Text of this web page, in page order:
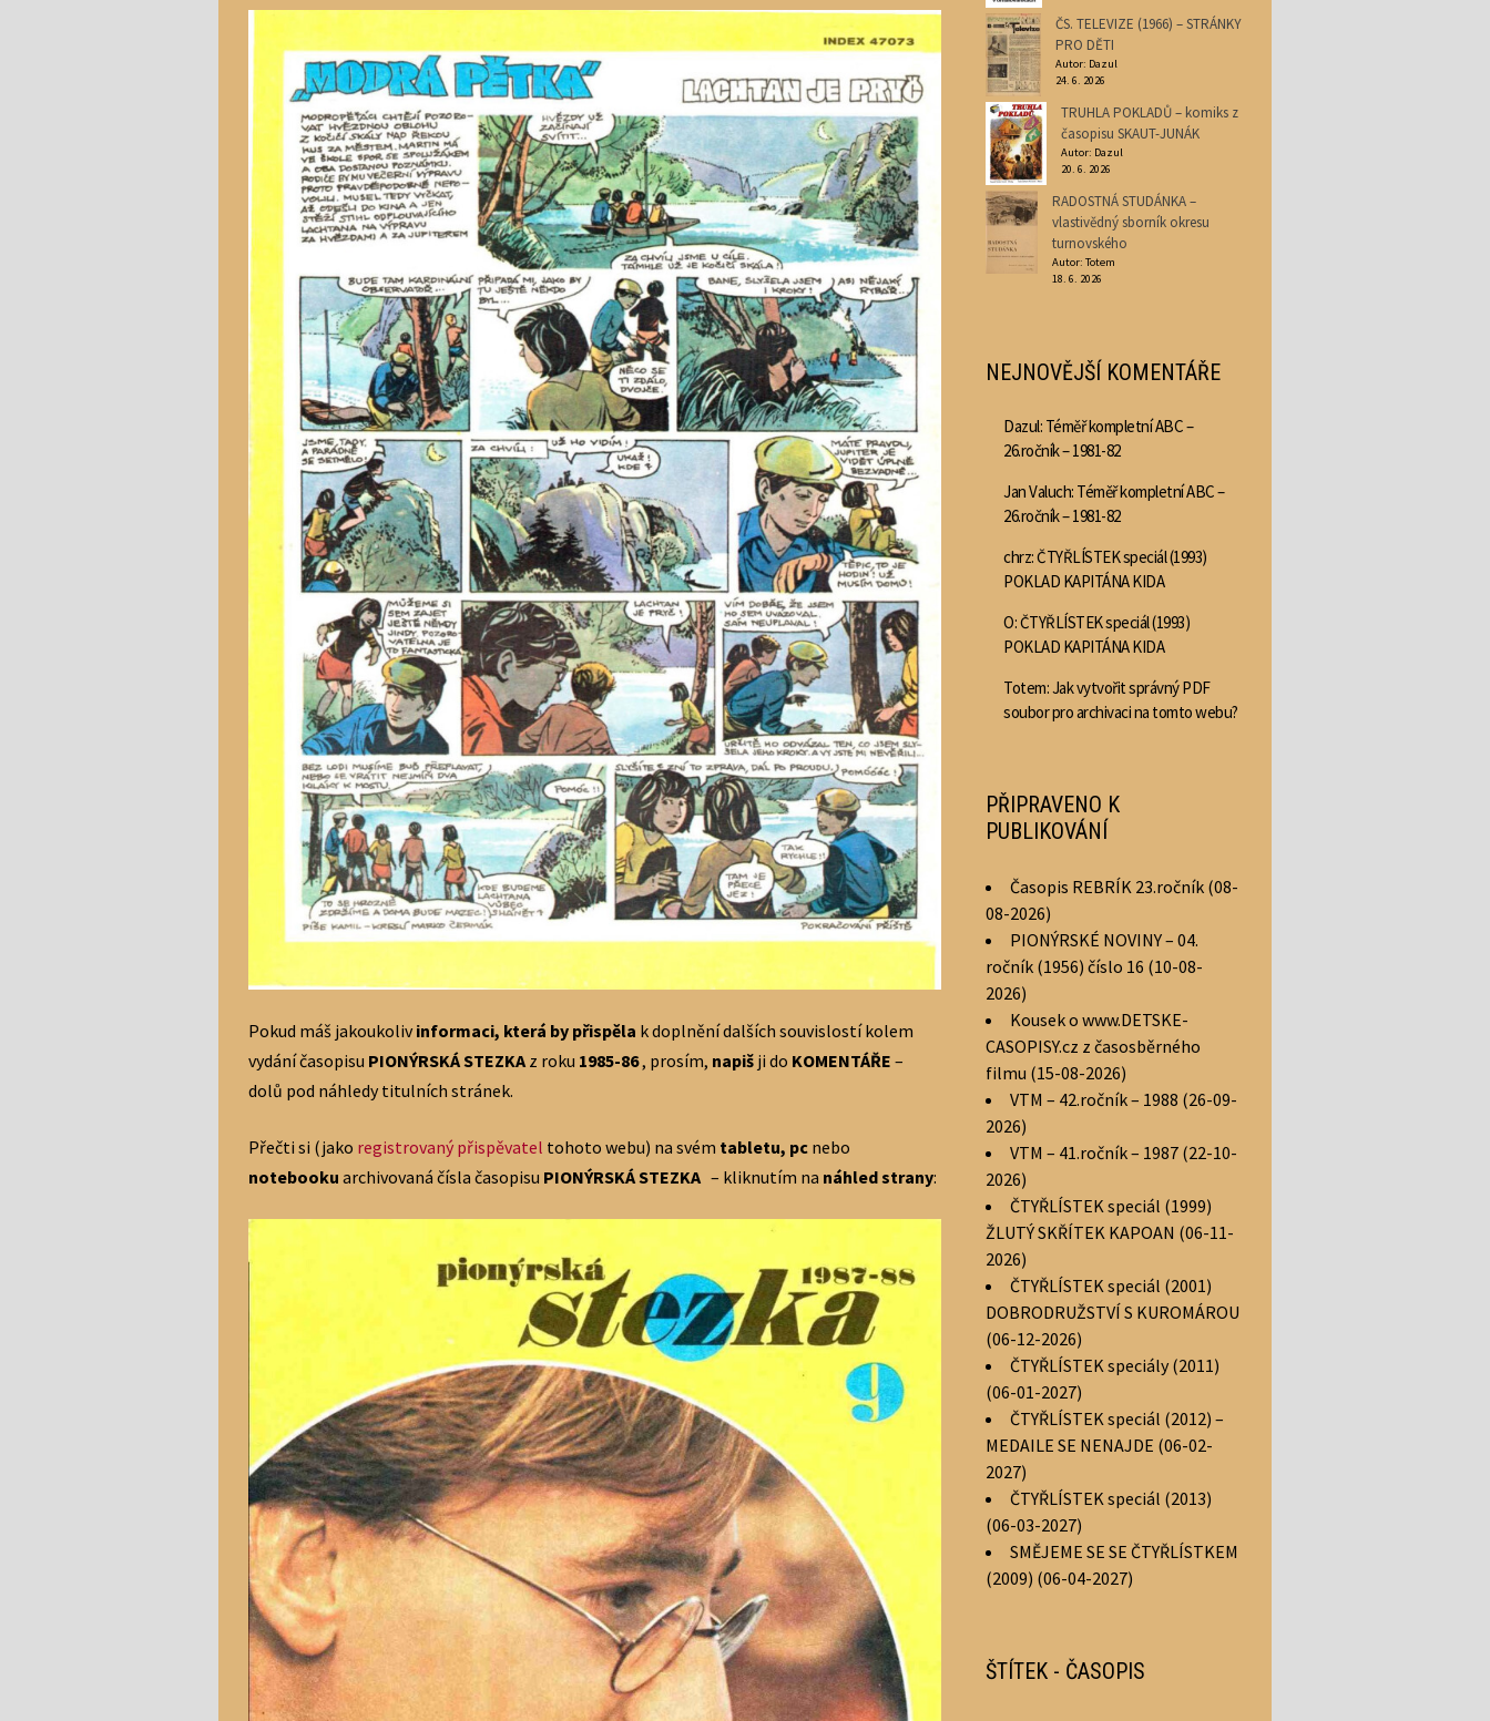
Pokud máš jakoukolivinformaci, která by přispěla k doplnění dalších souvislostí kolem
vydání časopisu PIONÝRSKÁ STEZKAz roku 1985-86, prosím, napiš ji do KOMENTÁŘE –
dolů pod náhledy titulních stránek.
Přečti si (jako registrovaný přispěvatel tohoto webu) na svém tabletu, pc nebo
notebookuarchivovaná čísla časopisu PIONÝRSKÁ STEZKA – kliknutím na náhled strany:
ČS. TELEVIZE (1966) – STRÁNKY
PRO DĚTI
Autor: Dazul
24. 6. 2026
TRUHLA POKLADŮ – komiks z
časopisu SKAUT-JUNÁK
Autor: Dazul
20. 6. 2026
RADOSTNÁ STUDÁNKA –
vlastivědný sborník okresu
turnovského
Autor: Totem
18. 6. 2026
NEJNOVĚJŠÍ KOMENTÁŘE
Dazul: Téměř kompletní ABC –
26.ročník – 1981-82
Jan Valuch: Téměř kompletní ABC –
26.ročník – 1981-82
chrz:ČTYŘLÍSTEK speciál (1993)
POKLAD KAPITÁNA KIDA
O:ČTYŘLÍSTEK speciál (1993)
POKLAD KAPITÁNA KIDA
Totem:Jak vytvořit správný PDF
soubor pro archivaci na tomto webu?
PŘIPRAVENO K
PUBLIKOVÁNÍ
Časopis REBRÍK 23.ročník (08-
08-2026)
PIONÝRSKÉ NOVINY – 04.
ročník (1956) číslo 16 (10-08-
2026)
Kousek o www.DETSKE-
CASOPISY.cz z časosběrného
filmu (15-08-2026)
VTM – 42.ročník – 1988 (26-09-
2026)
VTM – 41.ročník – 1987 (22-10-
2026)
ČTYŘLÍSTEK speciál (1999)
ŽLUTÝ SKŘÍTEK KAPOAN (06-11-
2026)
ČTYŘLÍSTEK speciál (2001)
DOBRODRUŽSTVÍ S KUROMÁROU
(06-12-2026)
ČTYŘLÍSTEK speciály (2011)
(06-01-2027)
ČTYŘLÍSTEK speciál (2012) –
MEDAILE SE NENAJDE (06-02-
2027)
ČTYŘLÍSTEK speciál (2013)
(06-03-2027)
SMĚJEME SE SE ČTYŘLÍSTKEM
(2009) (06-04-2027)
ŠTÍTEK - ČASOPIS